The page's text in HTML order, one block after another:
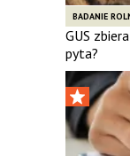
BADANIE
GUS
pyta?